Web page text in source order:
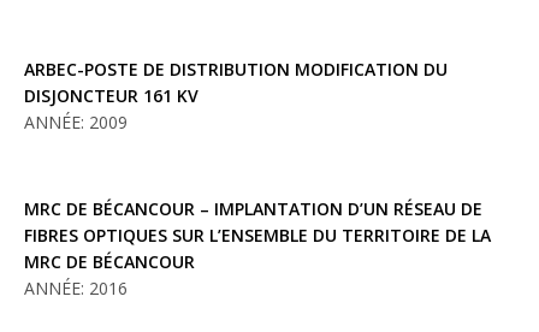
ARBEC-POSTE DE DISTRIBUTION MODIFICATION DU
DISJONCTEUR 161 KV
ANNÉE: 2009
MRC DE BÉCANCOUR – IMPLANTATION D’UN RÉSEAU DE
FIBRES OPTIQUES SUR L’ENSEMBLE DU TERRITOIRE DE LA
MRC DE BÉCANCOUR
ANNÉE: 2016